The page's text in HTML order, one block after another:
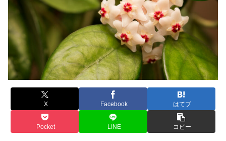
X Facebook はてブ
Pocket LINE コピー